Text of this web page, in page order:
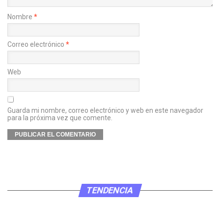
Nombre *
Correo electrónico *
Web
Guarda mi nombre, correo electrónico y web en este navegador
para la próxima vez que comente.
TENDENCIA